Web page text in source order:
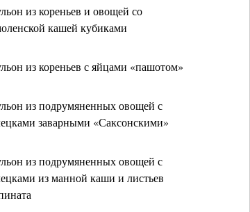
из кореньев и овощей со
кашей кубиками
из кореньев с яйцами «пашотом»
из подрумяненных овощей с
заварными «Саксонскими»
из подрумяненных овощей с
из манной каши и листьев